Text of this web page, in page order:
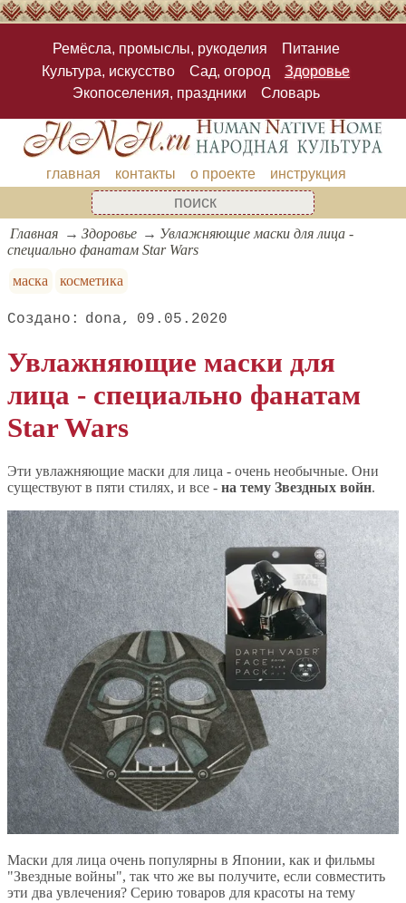
Ремёсла, промыслы, рукоделия
Питание
Культура, искусство
Сад, огород
Здоровье
Экопоселения, праздники
Словарь
главная контакты о проекте инструкция
Главная Здоровье
Увлажняющие маски для лица -
специально фанатам Star Wars
маска
косметика
dona 09.05.2020
Увлажняющие маски для
лица - специально фанатам
Star Wars
Эти увлажняющие маски для лица - очень необычные. Они
существуют в пяти стилях, и все - на тему Звездных войн.
Маски для лица очень популярны в Японии, как и фильмы
"Звездные войны", так что же вы получите, если совместить
эти два увлечения? Серию товаров для красоты на тему